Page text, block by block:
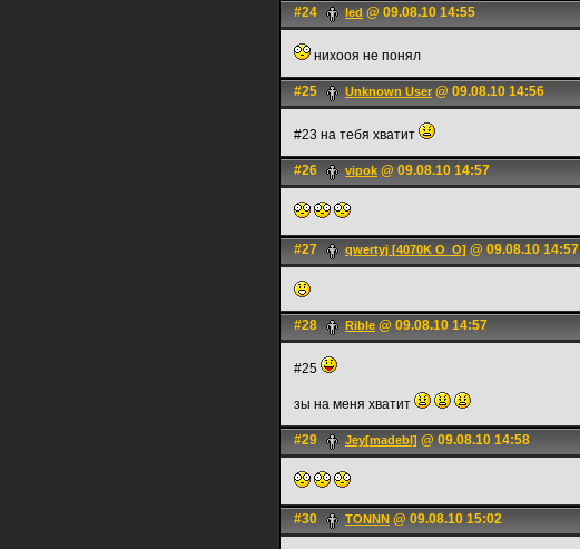
#24 led @ 09.08.10 14:55
нихооя не понял
#25 Unknown User @ 09.08.10 14:56
#23 на тебя хватит
#26 vipok @ 09.08.10 14:57
#27 qwertyj [4070K O_O] @ 09.08.10 14:57
#28 Rible @ 09.08.10 14:57
#25
зы на меня хватит
#29 Jey[madebl] @ 09.08.10 14:58
#30 TONNN @ 09.08.10 15:02